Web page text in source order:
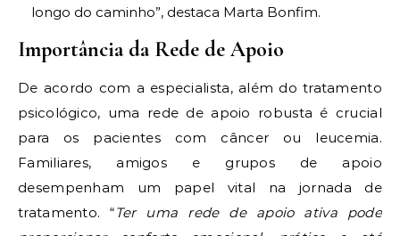
longo do caminho”, destaca Marta Bonfim.
Importância da Rede de Apoio
De acordo com a especialista, além do tratamento
psicológico, uma rede de apoio robusta é crucial
para os pacientes com câncer ou leucemia.
Familiares, amigos e grupos de apoio
desempenham um papel vital na jornada de
tratamento. “Ter uma rede de apoio ativa pode